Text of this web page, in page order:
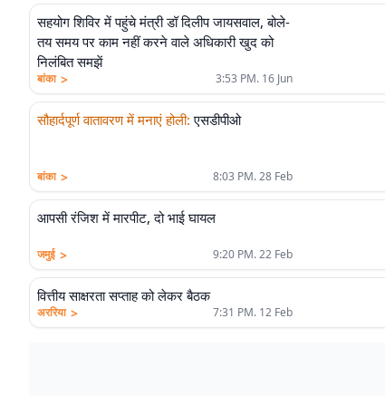
सहयोग शिविर में पहुंचे मंत्री डॉ दिलीप जायसवाल, बोले-
तय समय पर काम नहीं करने वाले अधिकारी खुद को
निलंबित समझें
बांका > 3:53 PM. 16 Jun
सौहार्दपूर्ण वातावरण में मनाएं होली: एसडीपीओ
बांका > 8:03 PM. 28 Feb
आपसी रंजिश में मारपीट, दो भाई घायल
जमुई > 9:20 PM. 22 Feb
वित्तीय साक्षरता सप्ताह को लेकर बैठक
अररिया > 7:31 PM. 12 Feb